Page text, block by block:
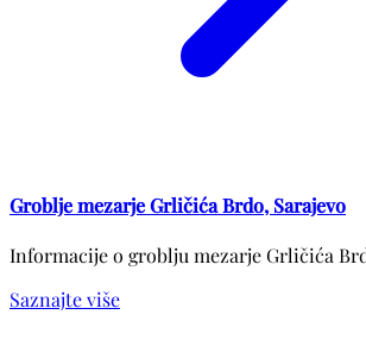
Groblje mezarje Grličića Brdo, Sarajevo
Informacije o groblju mezarje Grličića
Saznajte više